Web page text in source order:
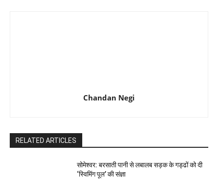
Chandan Negi
RELATED ARTICLES
सोमेश्वर: बरसाती पानी से लबालब सड़क के गड्ढों को दी
‘स्विमिंग पूल’ की संज्ञा